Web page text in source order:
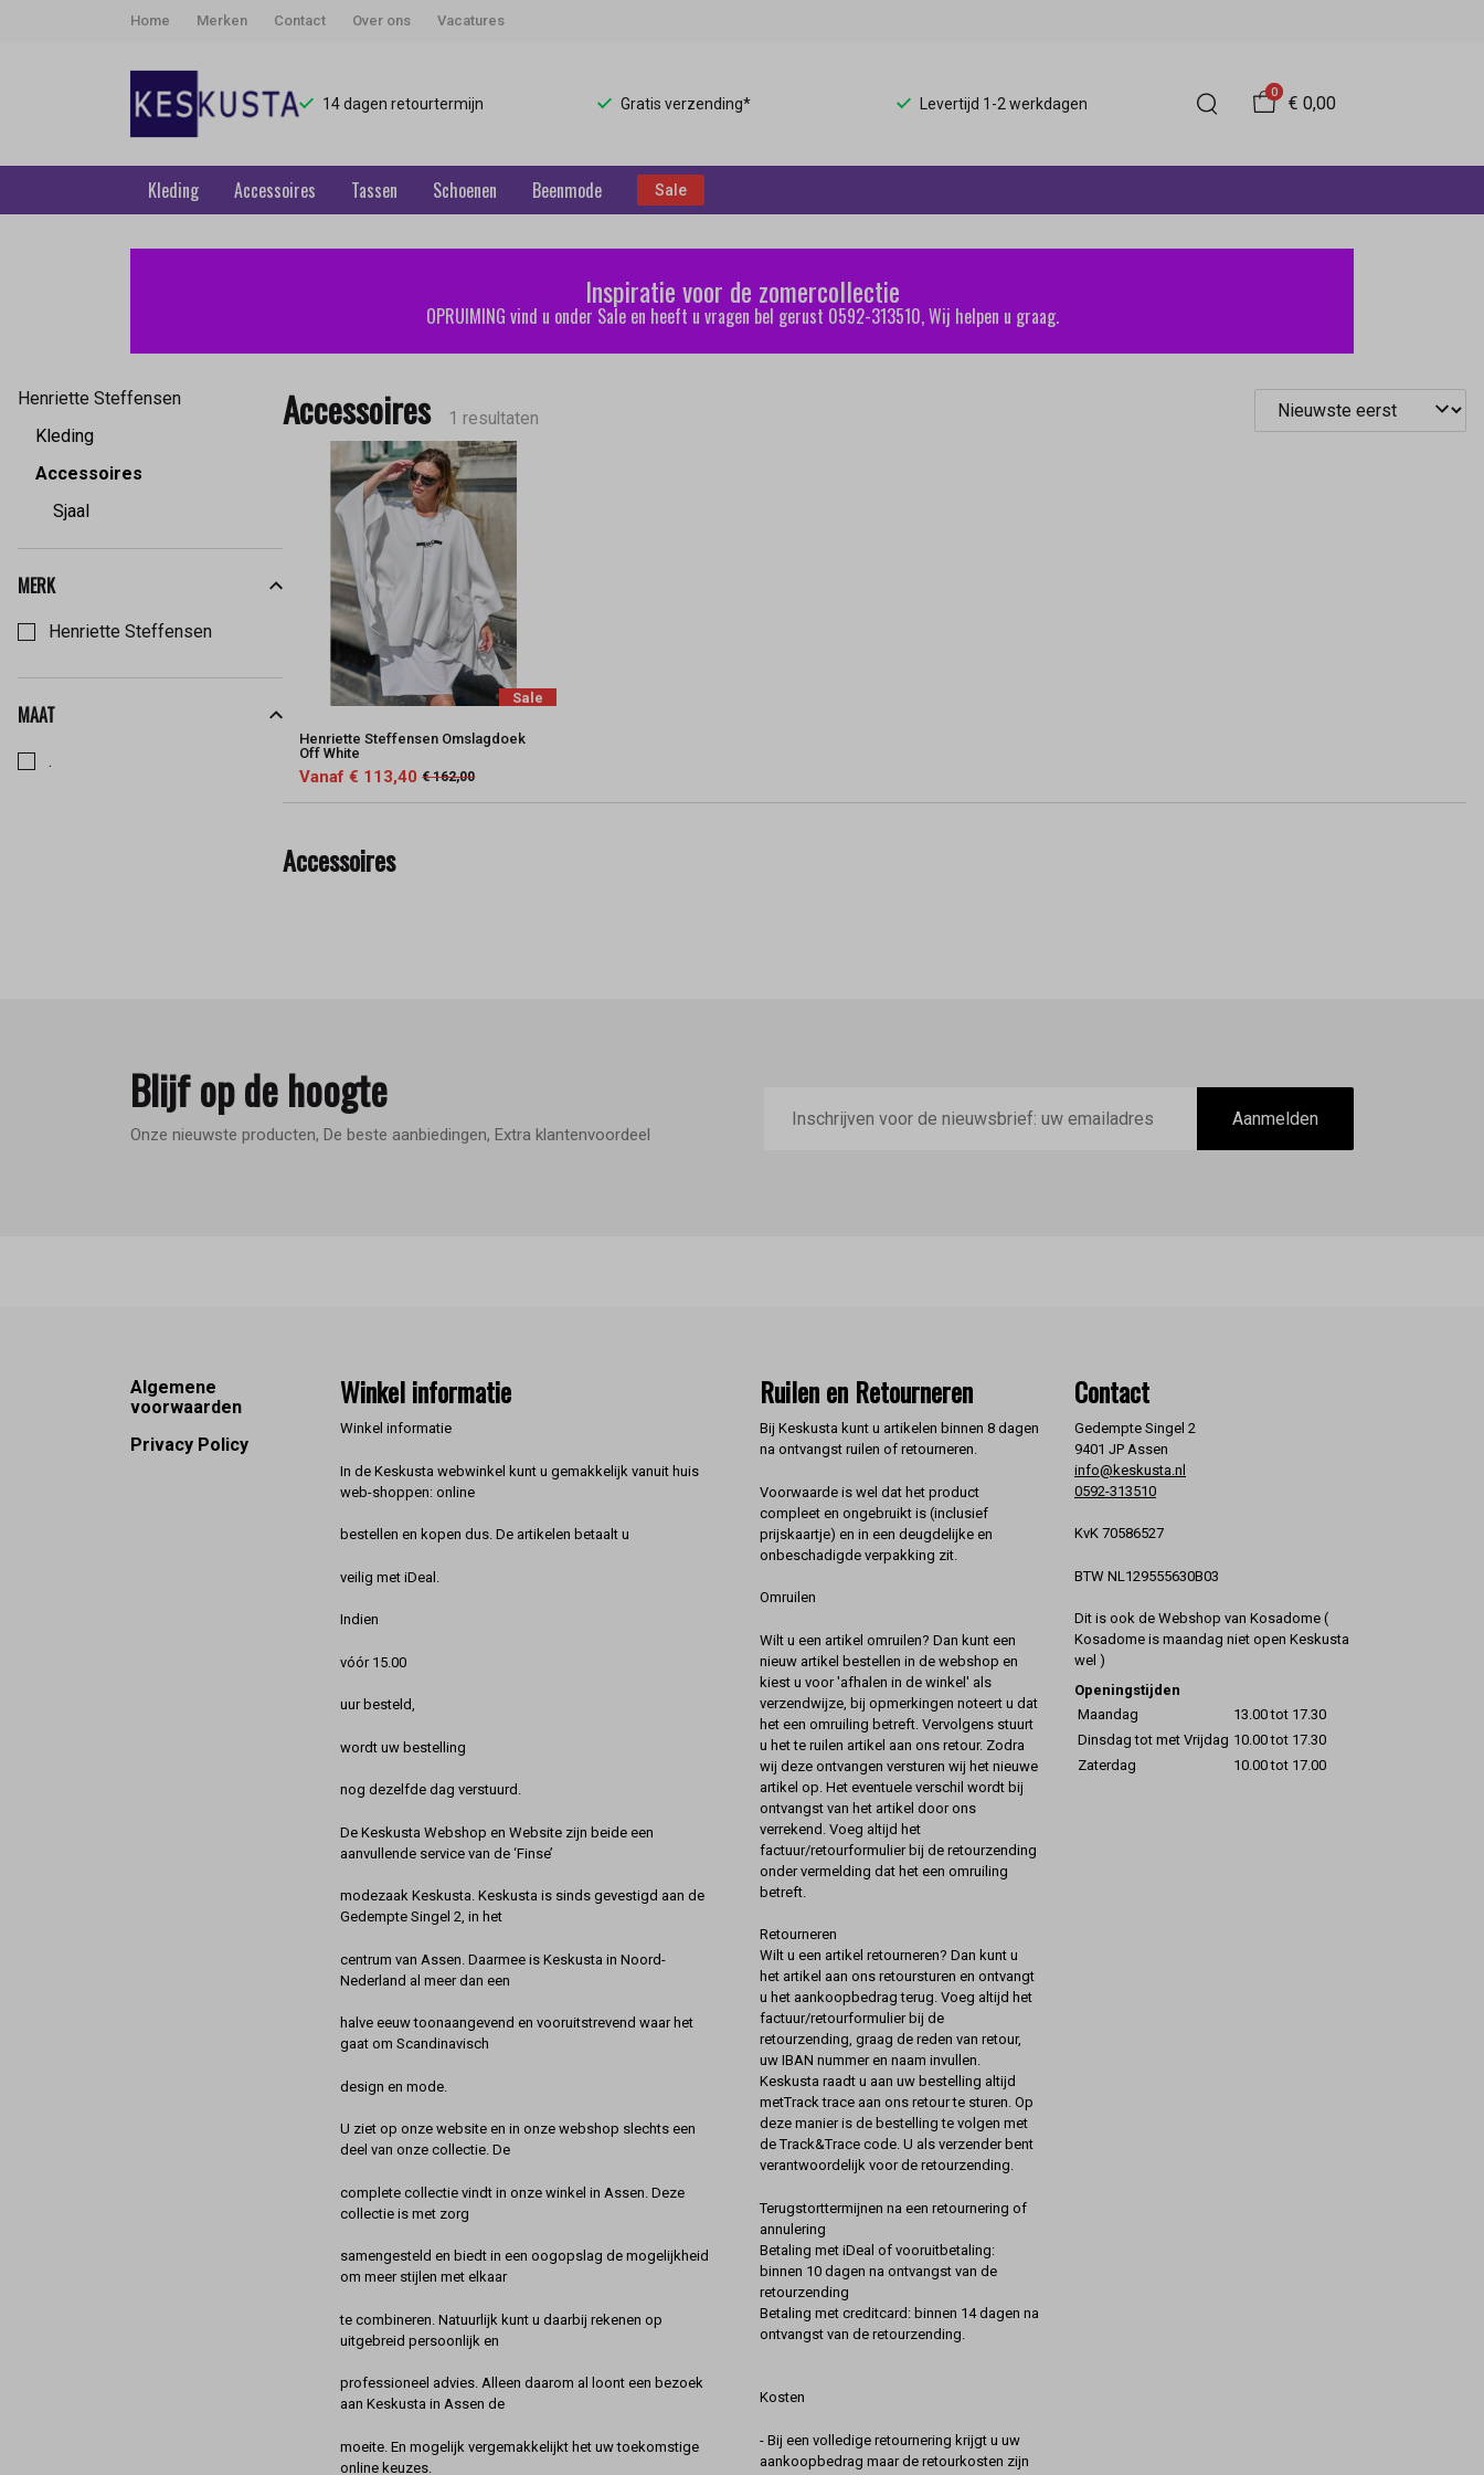
Home Merken Contact Over ons Vacatures
14 dagen retourtermijn Gratis verzending* Levertijd 1-2 werkdagen
0
€ 0,00
Kleding Accessoires Tassen Schoenen Beenmode Sale
Accessoires
Keskusta
Inspiratie voor de zomercollectie
OPRUIMING vind u onder Sale en heeft u vragen bel gerust 0592-313510, Wij helpen u graag.
Henriette Steffensen
Kleding
Accessoires
Sjaal
MERK
Henriette Steffensen
MAAT
.
Accessoires 1 resultaten
Sale
Henriette Steffensen Omslagdoek
Off White
Vanaf € 113,40 € 162,00
Accessoires
Blijf op de hoogte
Onze nieuwste producten, De beste aanbiedingen, Extra klantenvoordeel
mailadres
Aanmelden
Footer
Algemene
voorwaarden
Privacy Policy
Winkel informatie
Winkel informatie
In de Keskusta webwinkel kunt u gemakkelijk vanuit huis
web-shoppen: online
bestellen en kopen dus. De artikelen betaalt u
veilig met iDeal.
Indien
vóór 15.00
uur besteld,
wordt uw bestelling
nog dezelfde dag verstuurd.
De Keskusta Webshop en Website zijn beide een
aanvullende service van de ‘Finse’
modezaak Keskusta. Keskusta is sinds gevestigd aan de
Gedempte Singel 2, in het
centrum van Assen. Daarmee is Keskusta in Noord-
Nederland al meer dan een
halve eeuw toonaangevend en vooruitstrevend waar het
gaat om Scandinavisch
design en mode.
U ziet op onze website en in onze webshop slechts een
deel van onze collectie. De
complete collectie vindt in onze winkel in Assen. Deze
collectie is met zorg
samengesteld en biedt in een oogopslag de mogelijkheid
om meer stijlen met elkaar
te combineren. Natuurlijk kunt u daarbij rekenen op
uitgebreid persoonlijk en
professioneel advies. Alleen daarom al loont een bezoek
aan Keskusta in Assen de
moeite. En mogelijk vergemakkelijkt het uw toekomstige
online keuzes.
Ruilen en Retourneren
Bij Keskusta kunt u artikelen binnen 8 dagen
na ontvangst ruilen of retourneren.
Voorwaarde is wel dat het product
compleet en ongebruikt is (inclusief
prijskaartje) en in een deugdelijke en
onbeschadigde verpakking zit.
Omruilen
Wilt u een artikel omruilen? Dan kunt een
nieuw artikel bestellen in de webshop en
kiest u voor 'afhalen in de winkel' als
verzendwijze, bij opmerkingen noteert u dat
het een omruiling betreft. Vervolgens stuurt
u het te ruilen artikel aan ons retour. Zodra
wij deze ontvangen versturen wij het nieuwe
artikel op. Het eventuele verschil wordt bij
ontvangst van het artikel door ons
verrekend. Voeg altijd het
factuur/retourformulier bij de retourzending
onder vermelding dat het een omruiling
betreft.
Retourneren
Wilt u een artikel retourneren? Dan kunt u
het artikel aan ons retoursturen en ontvangt
u het aankoopbedrag terug. Voeg altijd het
factuur/retourformulier bij de
retourzending, graag de reden van retour,
uw IBAN nummer en naam invullen.
Keskusta raadt u aan uw bestelling altijd
metTrack trace aan ons retour te sturen. Op
deze manier is de bestelling te volgen met
de Track&Trace code. U als verzender bent
verantwoordelijk voor de retourzending.
Terugstorttermijnen na een retournering of
annulering
Betaling met iDeal of vooruitbetaling:
binnen 10 dagen na ontvangst van de
retourzending
Betaling met creditcard: binnen 14 dagen na
ontvangst van de retourzending.
Kosten
- Bij een volledige retournering krijgt u uw
aankoopbedrag maar de retourkosten zijn
Contact
Gedempte Singel 2
9401 JP Assen
info@keskusta.nl
0592-313510
KvK 70586527
BTW NL129555630B03
Dit is ook de Webshop van Kosadome (
Kosadome is maandag niet open Keskusta
wel )
Openingstijden
Maandag
13.00 tot 17.30
Dinsdag tot met Vrijdag 10.00 tot 17.30
Zaterdag
10.00 tot 17.00